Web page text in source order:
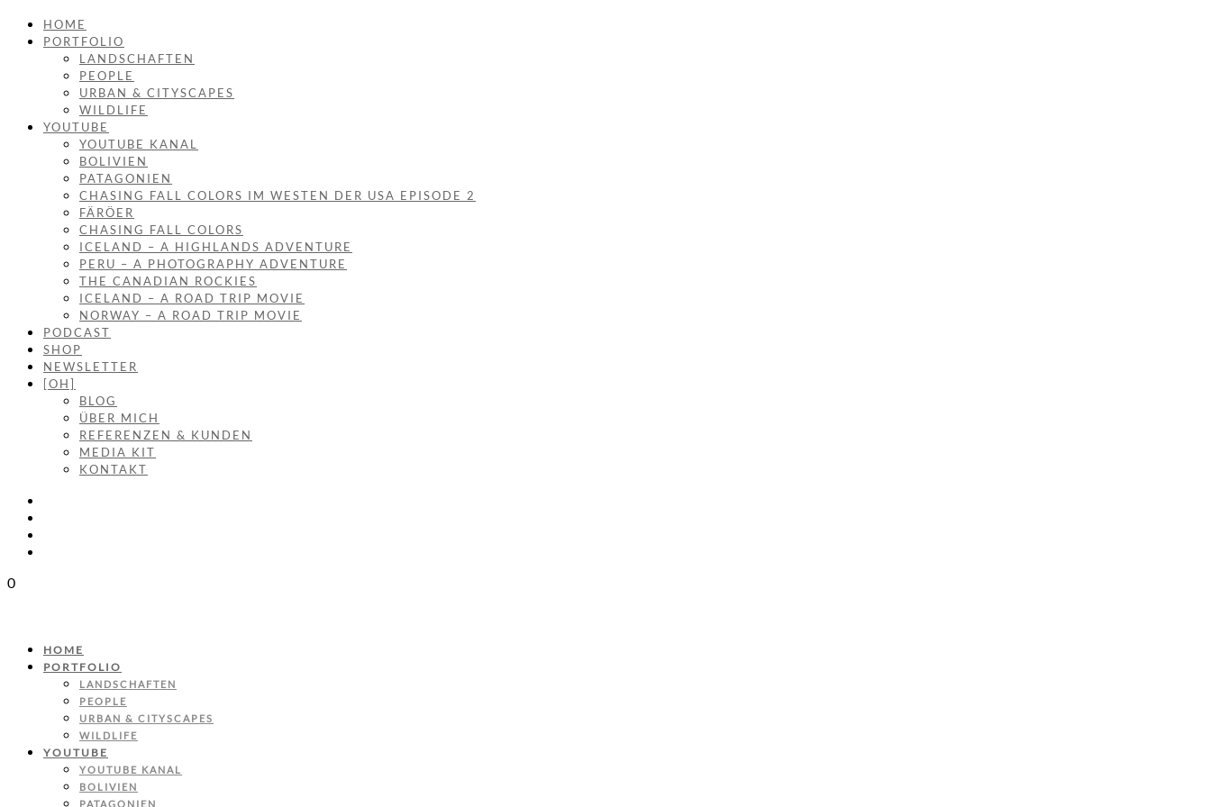
HOME
PORTFOLIO
LANDSCHAFTEN
PEOPLE
URBAN & CITYSCAPES
WILDLIFE
YOUTUBE
YOUTUBE KANAL
BOLIVIEN
PATAGONIEN
CHASING FALL COLORS IM WESTEN DER USA EPISODE 2
FÄRÖER
CHASING FALL COLORS
ICELAND – A HIGHLANDS ADVENTURE
PERU – A PHOTOGRAPHY ADVENTURE
THE CANADIAN ROCKIES
ICELAND – A ROAD TRIP MOVIE
NORWAY – A ROAD TRIP MOVIE
PODCAST
SHOP
NEWSLETTER
[OH]
BLOG
ÜBER MICH
REFERENZEN & KUNDEN
MEDIA KIT
KONTAKT
0
HOME
PORTFOLIO
LANDSCHAFTEN
PEOPLE
URBAN & CITYSCAPES
WILDLIFE
YOUTUBE
YOUTUBE KANAL
BOLIVIEN
PATAGONIEN